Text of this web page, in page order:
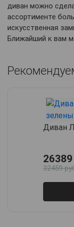
диван можно
ассортименте
искусственная
Ближайший к вам
Диван
32459